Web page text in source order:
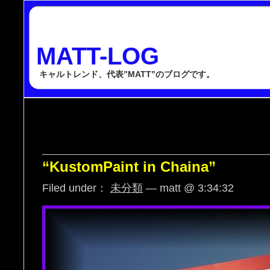
MATT-LOG
キャルトレンド、代表”MATT”のブログです。
“KustomPaint in Chaina”
Filed under： 未分類 — matt @ 3:34:32